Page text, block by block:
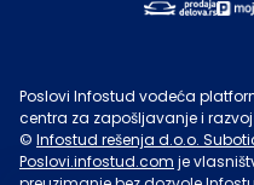
Poslovi Infostud vodeća
centra za zapošljavanje i
© Infostud rešenja d.o.o.
Poslovi.infostud.com je